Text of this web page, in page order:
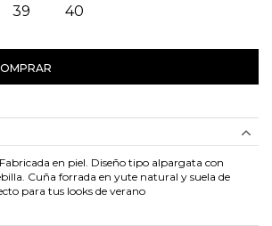
39 40
en piel. Diseño tipo alpargata con
Cuña forrada en yute natural y suela de
para tus looks de verano